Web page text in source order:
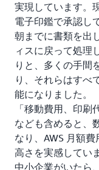
実現しています。
電子印鑑で承認し
朝までに書類を出
ィスに戻って処理
りと、多くの手間
り、それらはすべ
能になりました。
「移動費用、印刷
なども含めると、
なり、AWS 月額
高さを実感してい
中小企業がいたら